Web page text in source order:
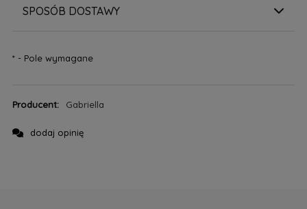
SPOSÓB DOSTAWY
*- Pole wymagane
Producent: Gabriella
dodaj opinię